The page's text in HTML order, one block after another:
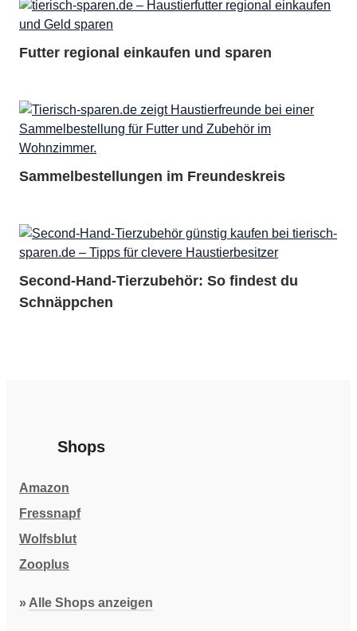
Futter regional einkaufen und sparen
Sammelbestellungen im Freundeskreis
Second-Hand-Tierzubehör: So findest du
Schnäppchen
Shops
Amazon
Fressnapf
Wolfsblut
Zooplus
» Alle Shops anzeigen